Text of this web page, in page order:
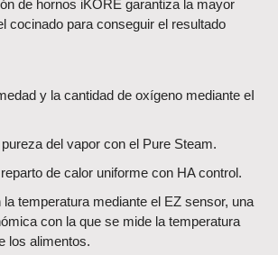
de hornos iKORE garantiza la mayor
cocinado para conseguir el resultado
y la cantidad de oxígeno mediante eI
del vapor con el Pure Steam.
de calor uniforme con HA control.
la temperatura mediante el EZ sensor, una
con la que se mide la temperatura
los alimentos.